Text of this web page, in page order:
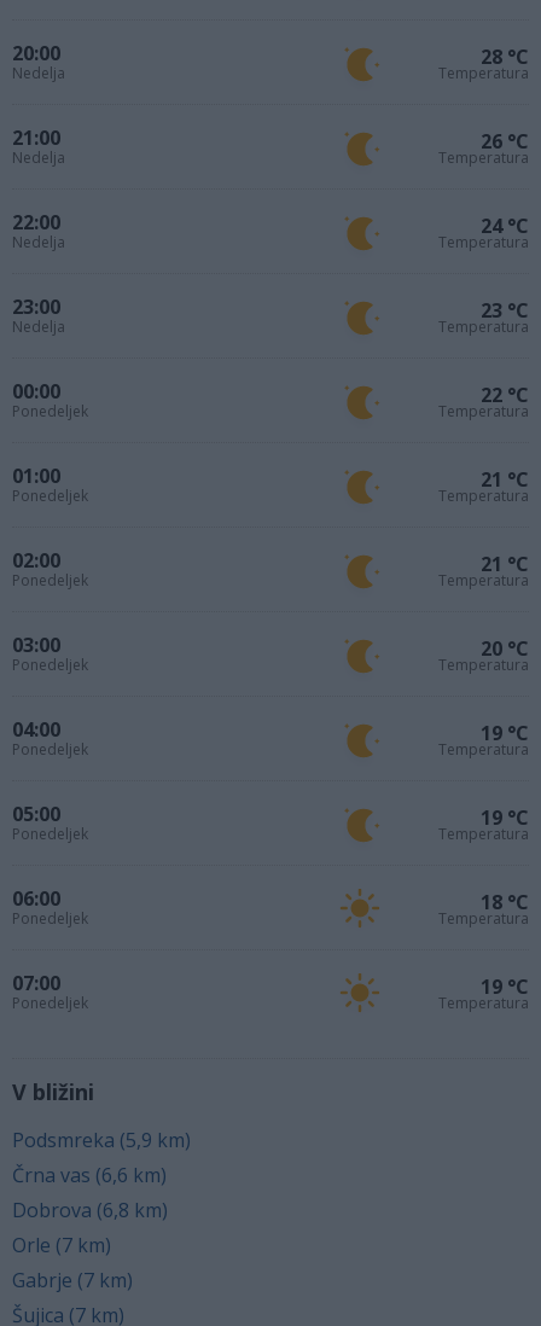
20:00
Nedelja
28 °C
Temperatura
21:00
Nedelja
26 °C
Temperatura
22:00
Nedelja
24 °C
Temperatura
23:00
Nedelja
23 °C
Temperatura
00:00
Ponedeljek
22 °C
Temperatura
01:00
Ponedeljek
21 °C
Temperatura
02:00
Ponedeljek
21 °C
Temperatura
03:00
Ponedeljek
20 °C
Temperatura
04:00
Ponedeljek
19 °C
Temperatura
05:00
Ponedeljek
19 °C
Temperatura
06:00
Ponedeljek
18 °C
Temperatura
07:00
Ponedeljek
19 °C
Temperatura
V bližini
Podsmreka (5,9 km)
Črna vas (6,6 km)
Dobrova (6,8 km)
Orle (7 km)
Gabrje (7 km)
Šujica (7 km)